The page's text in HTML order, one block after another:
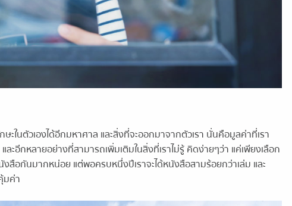
ในตัวเองได้อีกมหาศาล และสิ่งที่จะออกมาจากตัวเรา นั่นคือมูลค่าที่เรา
อีกหลายอย่างที่สามารถเพิ่มเติมในสิ่งที่เราไม่รู้ คิดง่ายๆว่า แค่เพียงเลือก
อกันมากหน่อย แต่พอครบหนึ่งปีเราจะได้หนังสือสามร้อยกว่าเล่ม และ
มค่า